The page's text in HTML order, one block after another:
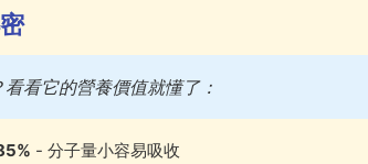
看它的營養價值就懂了：
- 分子量小容易吸收